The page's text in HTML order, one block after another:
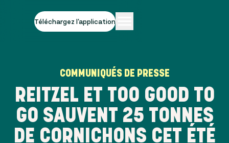
Téléchargez l'application
COMMUNIQUÉS DE PRESSE
REITZEL ET TOO GOOD TO
GO SAUVENT 25 TONNES
DE CORNICHONS CET ÉTÉ